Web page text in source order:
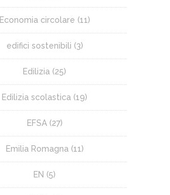
Economia circolare (11)
edifici sostenibili (3)
Edilizia (25)
Edilizia scolastica (19)
EFSA(27)
Emilia Romagna (11)
EN (5)